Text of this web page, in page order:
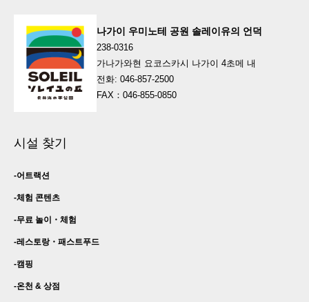
나가이 우미노테 공원 솔레이유의 언덕
238-0316
가나가와현 요코스카시 나가이 4초메 내
전화: 046-857-2500
FAX：046-855-0850
시설 찾기
어트랙션
체험 콘텐츠
무료 놀이・ 체험
레스토랑・ 패스트푸드
캠핑
온천 & 상점